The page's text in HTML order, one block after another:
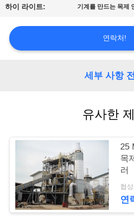
품
질
의
블
하이 라이트: 기계를 만드는 목제
연락처!
세부 사항
유사한
25
목
러
협
연